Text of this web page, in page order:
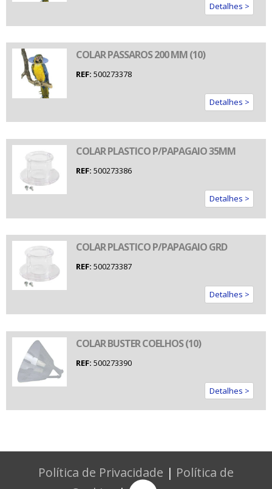
Detalhes >
COLAR PASSAROS 200 MM (10)
REF: 500273378
Detalhes >
COLAR PLASTICO P/PAPAGAIO 35MM
REF: 500273386
Detalhes >
COLAR PLASTICO P/PAPAGAIO GRD
REF: 500273387
Detalhes >
COLAR BUSTER COELHOS (10)
REF: 500273390
Detalhes >
Política de Privacidade | Política de